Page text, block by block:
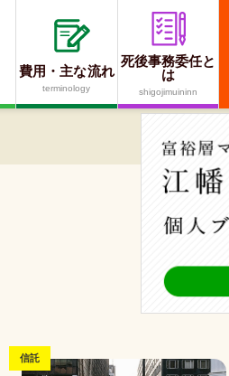
費用・主な流れ
terminology
死後事務委任と
は
shigojimuininn
信託